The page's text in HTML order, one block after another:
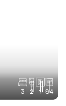
3 2 1 84